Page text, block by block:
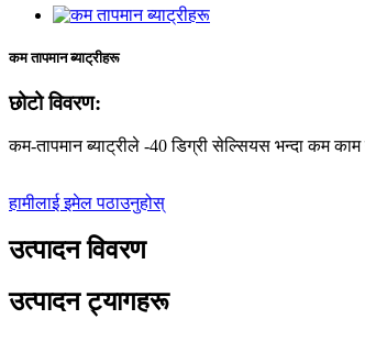
कम तापमान ब्याट्रीहरू
छोटो विवरण:
कम-तापमान ब्याट्रीले -40 डिग्री सेल्सियस भन्दा कम
हामीलाई इमेल पठाउनुहोस्
उत्पादन विवरण
उत्पादन ट्यागहरू